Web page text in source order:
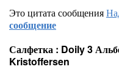
Это цитата сообщения
сообщение
Салфетка : Doily 3
Kristoffersen